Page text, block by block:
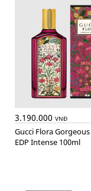
3.190.000 VNĐ
Gucci Flora Gorgeous Gardenia
EDP Intense 100ml